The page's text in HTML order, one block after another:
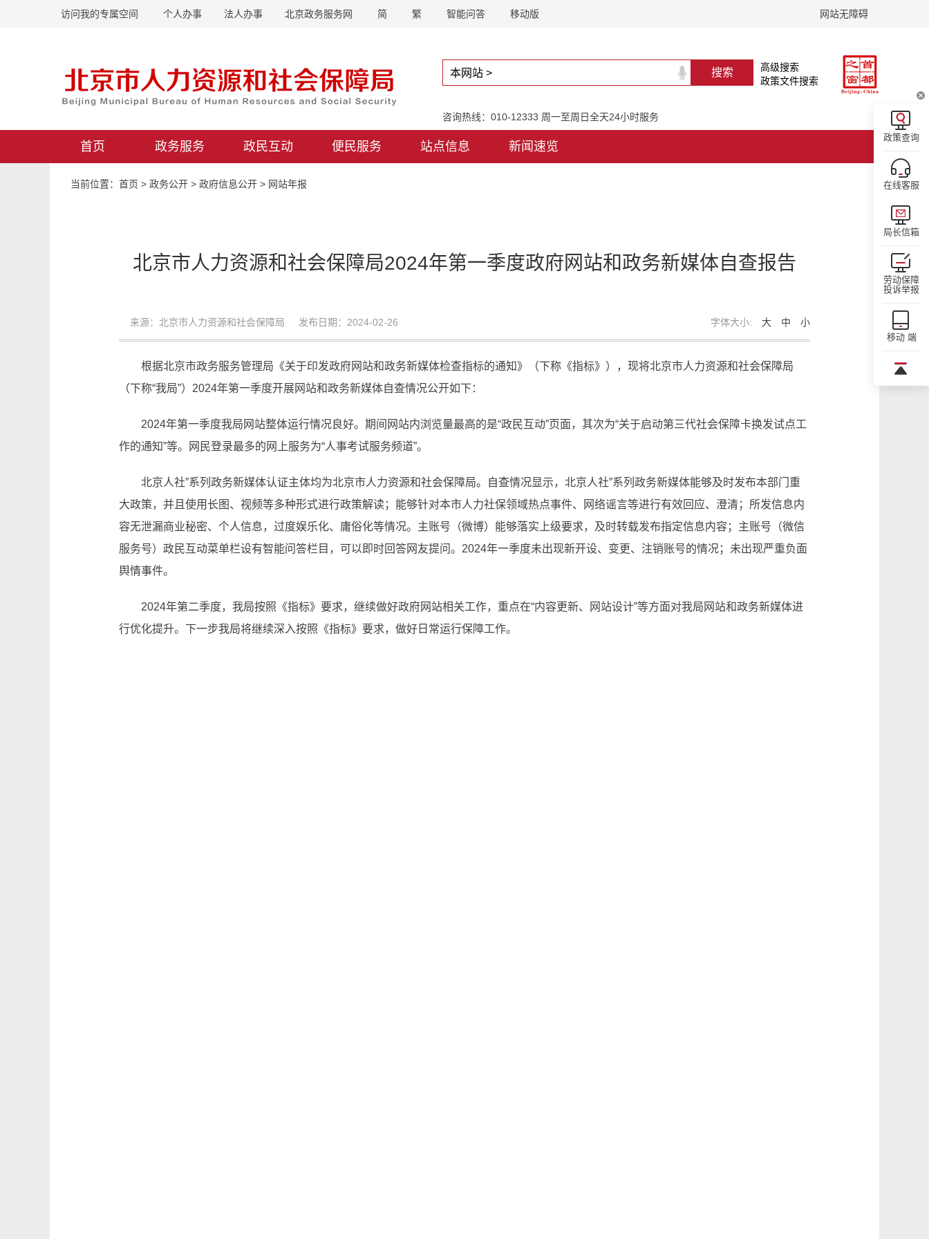
访问我的专属空间 个人办事 法人办事 北京政务服务网 简 繁 智能问答 移动版 网站无障碍
高级搜索
政策文件搜索
咨询热线：010-12333 周一至周日全天24小时服务
首页 政务服务 政民互动 便民服务 站点信息 新闻速览
当前位置： 首页 > 政务公开 > 政府信息公开 > 网站年报
北京市人力资源和社会保障局2024年第一季度政府网站和政务新媒体自查报告
来源：北京市人力资源和社会保障局 发布日期：2024-02-26 字体大小: 大 中 小
根据北京市政务服务管理局《关于印发政府网站和政务新媒体检查指标的通知》（下称《指标》），现将北京市人力资源和社会保障局
（下称“我局”）2024年第一季度开展网站和政务新媒体自查情况公开如下：
2024年第一季度我局网站整体运行情况良好。期间网站内浏览量最高的是“政民互动”页面，其次为“关于启动第三代社会保障卡换发试点工
作的通知”等。网民登录最多的网上服务为“人事考试服务频道”。
北京人社”系列政务新媒体认证主体均为北京市人力资源和社会保障局。自查情况显示，北京人社”系列政务新媒体能够及时发布本部门重
大政策，并且使用长图、视频等多种形式进行政策解读；能够针对本市人力社保领域热点事件、网络谣言等进行有效回应、澄清；所发信息内
容无泄漏商业秘密、个人信息，过度娱乐化、庸俗化等情况。主账号（微博）能够落实上级要求，及时转载发布指定信息内容；主账号（微信
服务号）政民互动菜单栏设有智能问答栏目，可以即时回答网友提问。2024年一季度未出现新开设、变更、注销账号的情况；未出现严重负面
舆情事件。
2024年第二季度，我局按照《指标》要求，继续做好政府网站相关工作，重点在“内容更新、网站设计”等方面对我局网站和政务新媒体进
行优化提升。下一步我局将继续深入按照《指标》要求，做好日常运行保障工作。
政策查询
在线客服
局长信箱
劳动保障
投诉举报
移动 端